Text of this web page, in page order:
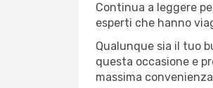
Continua a leggere
esperti che hanno
Qualunque sia il tuo
questa occasione e
massima